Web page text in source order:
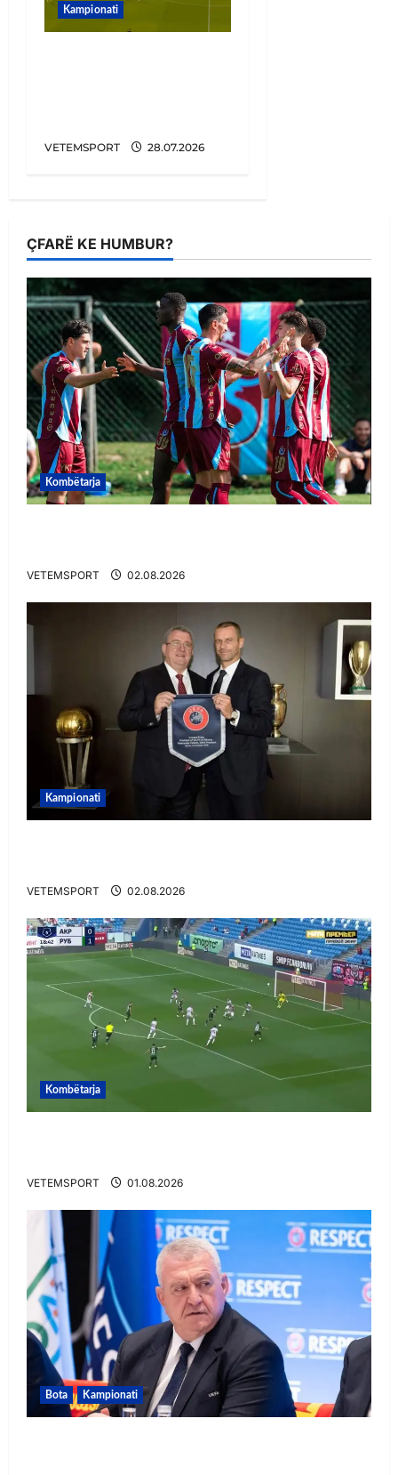
Kampionati
VETEMSPORT 28.07.2026
ÇFARË KE HUMBUR?
Kombëtarja
VETEMSPORT 02.08.2026
Kampionati
VETEMSPORT 02.08.2026
Kombëtarja
VETEMSPORT 01.08.2026
Bota Kampionati